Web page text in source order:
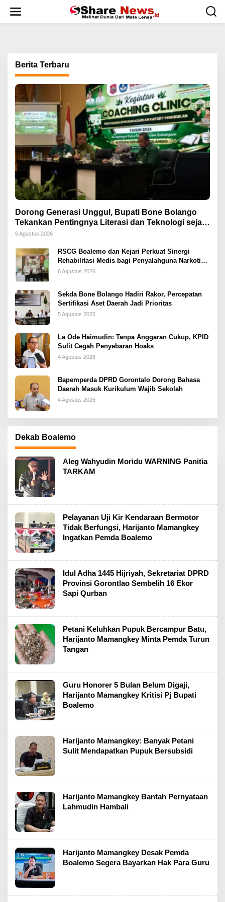
w
Berita Terbaru
Dorong Generasi Unggul, Bupati Bone Bolango
Tekankan Pentingnya Literasi dan Teknologi sejak
Dini
6 Agustus 2026
RSCG Boalemo dan Kejari Perkuat Sinergi
Rehabilitasi Medis bagi Penyalahguna Narkotika
melalui Keadilan Restoratif
6 Agustus 2026
Sekda Bone Bolango Hadiri Rakor, Percepatan
Sertifikasi Aset Daerah Jadi Prioritas
5 Agustus 2026
La Ode Haimudin: Tanpa Anggaran Cukup, KPID
Sulit Cegah Penyebaran Hoaks
4 Agustus 2026
Bapemperda DPRD Gorontalo Dorong Bahasa
Daerah Masuk Kurikulum Wajib Sekolah
4 Agustus 2026
Dekab Boalemo
Aleg Wahyudin Moridu WARNING Panitia
TARKAM
Pelayanan Uji Kir Kendaraan Bermotor
Tidak Berfungsi, Harijanto Mamangkey
Ingatkan Pemda Boalemo
Idul Adha 1445 Hijriyah, Sekretariat DPRD
Provinsi Gorontlao Sembelih 16 Ekor
Sapi Qurban
Petani Keluhkan Pupuk Bercampur Batu,
Harijanto Mamangkey Minta Pemda Turun
Tangan
Guru Honorer 5 Bulan Belum Digaji,
Harijanto Mamangkey Kritisi Pj Bupati
Boalemo
Harijanto Mamangkey: Banyak Petani
Sulit Mendapatkan Pupuk Bersubsidi
Harijanto Mamangkey Bantah Pernyataan
Lahmudin Hambali
Harijanto Mamangkey Desak Pemda
Boalemo Segera Bayarkan Hak Para Guru